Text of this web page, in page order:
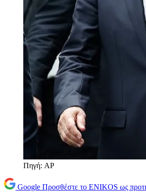
Πηγή: AP
Google Προσθέστε το ENIKOS ως